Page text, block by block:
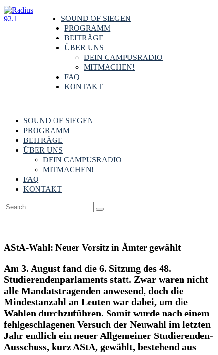
SOUND OF SIEGEN
PROGRAMM
BEITRÄGE
ÜBER UNS
DEIN CAMPUSRADIO
MITMACHEN!
FAQ
KONTAKT
SOUND OF SIEGEN
PROGRAMM
BEITRÄGE
ÜBER UNS
DEIN CAMPUSRADIO
MITMACHEN!
FAQ
KONTAKT
AStA-Wahl: Neuer Vorsitz in Ämter gewählt
Am 3. August fand die 6. Sitzung des 48.
Studierendenparlaments statt. Zwar waren nicht
alle Mandatstragenden anwesend, doch die
Mindestanzahl an Leuten war dabei, um die
Wahlen durchzuführen. Somit wurde nach einem
fehlgeschlagenen Versuch der Neuwahl im letzten
Jahr endlich ein neuer Allgemeiner Studierenden-
Ausschuss, kurz AStA, gewählt, bestehend aus